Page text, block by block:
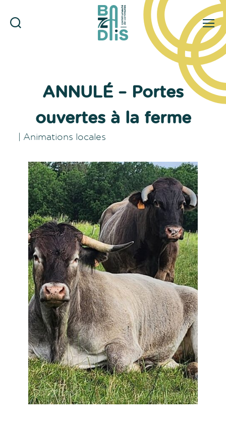
Menu
ANNULÉ – Portes
ouvertes à la ferme
| Animations locales